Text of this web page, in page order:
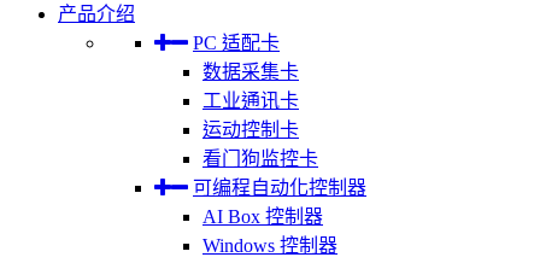
产品介绍
PC 适配卡
数据采集卡
工业通讯卡
运动控制卡
看门狗监控卡
可编程自动化控制器
AI Box 控制器
Windows 控制器